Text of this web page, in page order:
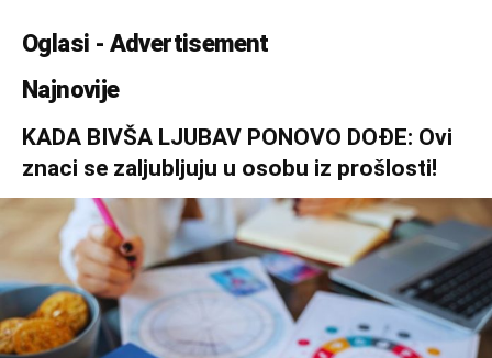
Oglasi - Advertisement
Najnovije
KADA BIVŠA LJUBAV PONOVO DOĐE: Ovi
znaci se zaljubljuju u osobu iz prošlosti!